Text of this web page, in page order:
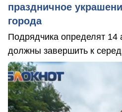
праздничное
города
Подрядчика определят 14
должны завершить к